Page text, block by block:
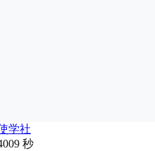
学社
秒